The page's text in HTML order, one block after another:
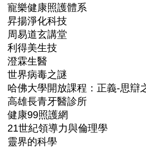
寵樂健康照護體系
昇揚淨化科技
周易道玄講堂
利得美生技
澄霖生醫
世界病毒之謎
哈佛大學開放課程：正義-思辯
高雄長青牙醫診所
健康99照護網
21世紀領導力與倫理學
靈界的科學